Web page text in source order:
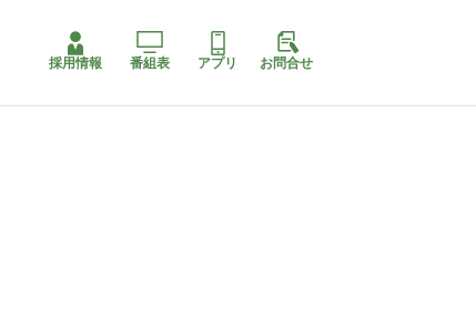
採用情報 番組表 アプリ お問合せ